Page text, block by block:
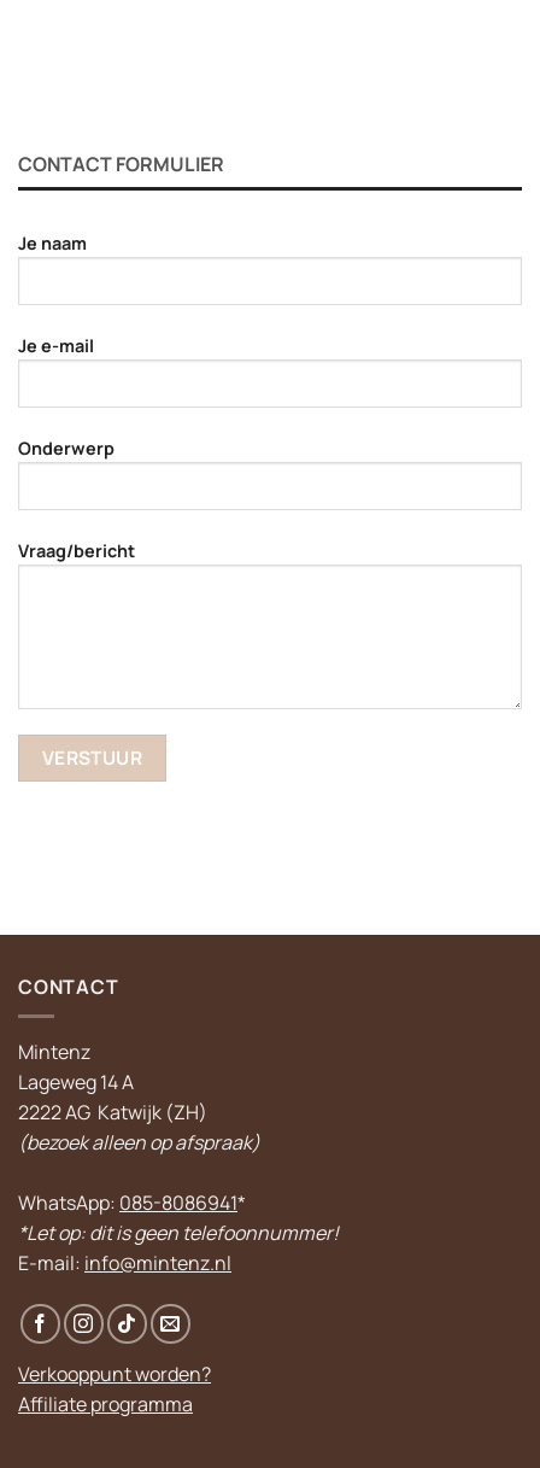
CONTACT FORMULIER
Je naam
Je e-mail
Onderwerp
Vraag/bericht
CONTACT
Mintenz
Lageweg 14 A
2222 AG Katwijk (ZH)
(bezoek alleen op afspraak)
WhatsApp: 085-8086941*
*Let op: dit is geen telefoonnummer!
E-mail: info@mintenz.nl
Verkooppunt worden?
Affiliate programma